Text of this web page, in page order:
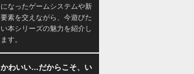
になったゲームシステムや新
要素を交えながら、今遊びた
い本シリーズの魅力を紹介し
ます。
かわいい…だからこそ、い